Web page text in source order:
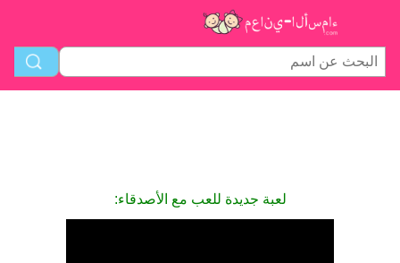
لعبة جديدة للعب مع الأصدقاء: